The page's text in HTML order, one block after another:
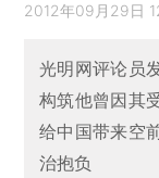
2012年09月29日
光明网评论员
构筑他曾因其
给中国带来空
治抱负